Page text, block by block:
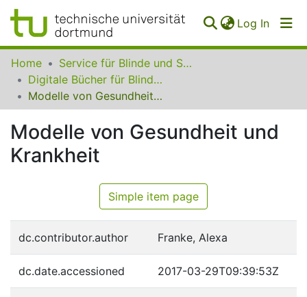
Log In
Communities
Collections
FAQ
Home
Service für Blinde und Sehbehinderte der UB Dortmund
Digitale Bücher für Blinde und Sehbehinderte
Modelle von Gesundheit und Krankheit
Modelle von Gesundheit und
Krankheit
Simple item page
dc.contributor.author Franke, Alexa
dc.date.accessioned 2017-03-29T09:39:53Z